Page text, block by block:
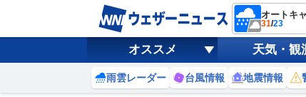
31/23
オススメ 天気・観
雨雲レーダー 台風情報 地震情報